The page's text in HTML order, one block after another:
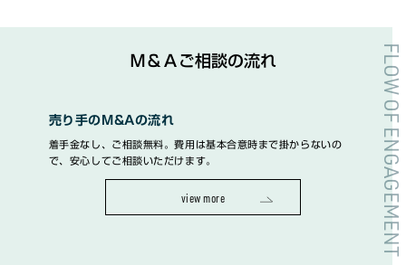
FLOW OF ENGAGEMENT
Ｍ＆Ａご相談の流れ
売り手のM&Aの流れ
着手金なし、ご相談無料。費用は基本合意時まで掛からないの
で、安心してご相談いただけます。
view more